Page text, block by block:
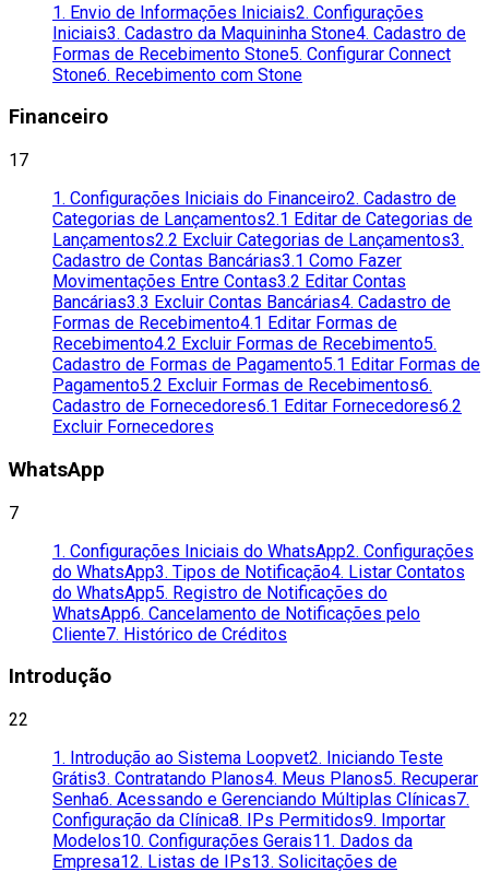
1. Envio de Informações Iniciais2. Configurações
Iniciais3. Cadastro da Maquininha Stone4. Cadastro de
Formas de Recebimento Stone5. Configurar Connect
Stone6. Recebimento com Stone
Financeiro
17
1. Configurações Iniciais do Financeiro2. Cadastro de
Categorias de Lançamentos2.1 Editar de Categorias de
Lançamentos2.2 Excluir Categorias de Lançamentos3.
Cadastro de Contas Bancárias3.1 Como Fazer
Movimentações Entre Contas3.2 Editar Contas
Bancárias3.3 Excluir Contas Bancárias4. Cadastro de
Formas de Recebimento4.1 Editar Formas de
Recebimento4.2 Excluir Formas de Recebimento5.
Cadastro de Formas de Pagamento5.1 Editar Formas de
Pagamento5.2 Excluir Formas de Recebimentos6.
Cadastro de Fornecedores6.1 Editar Fornecedores6.2
Excluir Fornecedores
WhatsApp
7
1. Configurações Iniciais do WhatsApp2. Configurações
do WhatsApp3. Tipos de Notificação4. Listar Contatos
do WhatsApp5. Registro de Notificações do
WhatsApp6. Cancelamento de Notificações pelo
Cliente7. Histórico de Créditos
Introdução
22
1. Introdução ao Sistema Loopvet2. Iniciando Teste
Grátis3. Contratando Planos4. Meus Planos5. Recuperar
Senha6. Acessando e Gerenciando Múltiplas Clínicas7.
Configuração da Clínica8. IPs Permitidos9. Importar
Modelos10. Configurações Gerais11. Dados da
Empresa12. Listas de IPs13. Solicitações de